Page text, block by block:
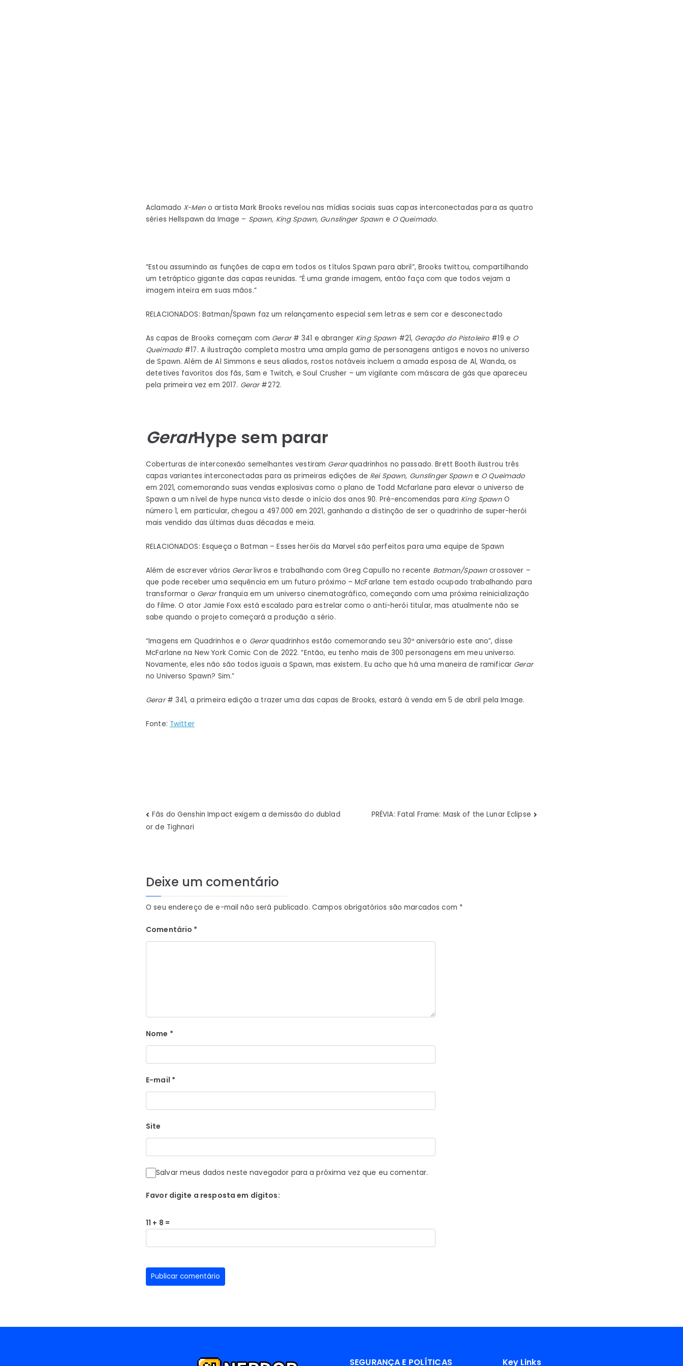
Aclamado X-Meno artista Mark Brooks revelou nas mídias sociais suas capas interconectadas para as quatro
séries Hellspawn da Image – Spawn, King Spawn, Gunslinger Spawn e O Queimado.
“Estou assumindo as funções de capa em todos os títulos Spawn para abril”, Brooks twittou, compartilhando
um tetráptico gigante das capas reunidas. “É uma grande imagem, então faça com que todos vejam a
imagem inteira em suas mãos.”
RELACIONADOS: Batman/Spawn faz um relançamento especial sem letras e sem cor e desconectado
As capas de Brooks começam com Gerar# 341 e abranger King Spawn #21, Geração do Pistoleiro #19 e O
Queimado #17. A ilustração completa mostra uma ampla gama de personagens antigos e novos no universo
de Spawn. Além de Al Simmons e seus aliados, rostos notáveis ​​incluem a amada esposa de Al, Wanda, os
detetives favoritos dos fãs, Sam e Twitch, e Soul Crusher – um vigilante com máscara de gás que apareceu
pela primeira vez em 2017. Gerar#272.
GerarHype sem parar
Coberturas de interconexão semelhantes vestiram Gerarquadrinhos no passado. Brett Booth ilustrou três
capas variantes interconectadas para as primeiras edições de Rei Spawn, Gunslinger Spawn e O Queimado
em 2021, comemorando suas vendas explosivas como o plano de Todd Mcfarlane para elevar o universo de
Spawn a um nível de hype nunca visto desde o início dos anos 90. Pré-encomendas para King SpawnO
número 1, em particular, chegou a 497.000 em 2021, ganhando a distinção de ser o quadrinho de super-herói
mais vendido das últimas duas décadas e meia.
RELACIONADOS: Esqueça o Batman – Esses heróis da Marvel são perfeitos para uma equipe de Spawn
Além de escrever vários Gerarlivros e trabalhando com Greg Capullo no recente Batman/Spawncrossover –
que pode receber uma sequência em um futuro próximo – McFarlane tem estado ocupado trabalhando para
transformar o Gerar franquia em um universo cinematográfico, começando com uma próxima reinicialização
do filme. O ator Jamie Foxx está escalado para estrelar como o anti-herói titular, mas atualmente não se
sabe quando o projeto começará a produção a sério.
“Imagens em Quadrinhos e o Gerarquadrinhos estão comemorando seu 30º aniversário este ano”, disse
McFarlane na New York Comic Con de 2022. “Então, eu tenho mais de 300 personagens em meu universo.
Novamente, eles não são todos iguais a Spawn, mas existem. Eu acho que há uma maneira de ramificar Gerar
no Universo Spawn? Sim.”
Gerar# 341, a primeira edição a trazer uma das capas de Brooks, estará à venda em 5 de abril pela Image.
Fonte: Twitter
Navegação
Fãs do Genshin Impact exigem a demissão do dublad
or de Tighnari
PRÉVIA: Fatal Frame: Mask of the Lunar Eclipse
Deixe um comentário
O seu endereço de e-mail não será publicado. Campos obrigatórios são marcados com *
Comentário *
Nome *
E-mail *
Site
Salvar meus dados neste navegador para a próxima vez que eu comentar.
Favor digite a resposta em dígitos:
11 + 8 =
SEGURANÇA E POLÍTICAS Key Links